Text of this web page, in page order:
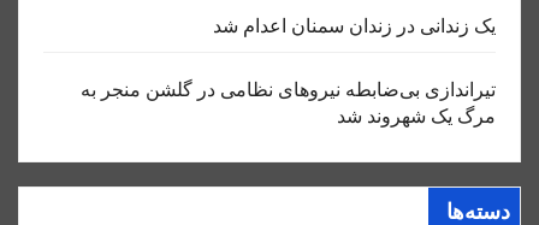
یک زندانی در زندان سمنان اعدام شد
تیراندازی بی‌ضابطه نیروهای نظامی در گلشن منجر به
مرگ یک شهروند شد
دسته‌ها